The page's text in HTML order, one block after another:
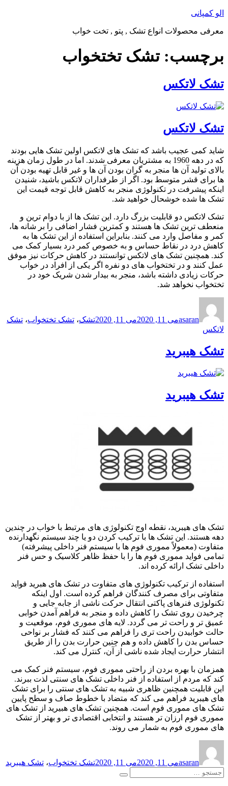
پرش
محتوا
الو کمپانی
معرفی محصولات انواع تشک , پتو , تخت خواب
برچسب:تشک تختخواب
تشک لاتکس
تشک لاتکس
شاید کمی عجیب باشد که تشک های لاتکس اولین تشک هایی بودند
که در دهه 1960 به مشتریان معرفی شدند. اما در طول زمان هزینه
بالای تولید آن ها منجر به گران بودن آن ها و غیر قابل تهیه بودن آن
ها برای قشر متوسط بود. اگر از طرفداران لاتکس باشید، شنیدن
اینکه پیشرفت در تکنولوژی منجر به کاهش قابل توجه قیمت این
تشک ها شده خوشحال خواهید شد.
تشک لاتکس دو قابلیت بزرگ دارد. این تشک ها از با دوام ترین و
منعطف ترین تشک ها هستند و کمترین فشار اضافی را بر شانه ها،
کمر و مفاصل وارد می کنند. بنابراین استفاده از این تشک ها به
کاهش درد در نقاط حساس و به خصوص کمر درد بسیار کمک می
کند. همچنین تشک های لاتکس توانستند در کاهش حرکات نیز موفق
عمل کنند و در تختخواب های دو نفره اگر یکی از افراد در خواب
حرکات زیادی داشته باشد، منجر به بیدار شدن شریک خود در
تختخواب نخواهد شد.
asaranدر
می 11, 2020 می 11, 2020 تشک، تشک تختخواب، تشک
لاتکس
تشک هیبرید
تشک هیبرید
تشک های هیبرید، نقطه اوج تکنولوژی های مرتبط با خواب در چندین
دهه هستند. این تشک ها با ترکیب کردن دو یا چند سیستم نگهدارنده
متفاوت (معمولاً مموری فوم ها با سیستم فنر داخلی پیشرفته)
تمامی فواید مموری فوم ها را با حفظ ظاهر کلاسیک و حس فنر
داخلی تشک ارائه کرده اند.
استفاده از ترکیب تکنولوژی های متفاوت در تشک های هبرید فواید
متفاوتی برای مصرف کنندگان فراهم کرده است. اول اینکه
تکنولوژی فنرهای پاکتی انتقال حرکت ناشی از جابه جایی و
چرخیدن روی تشک را کاهش داده و منجر به فراهم آمدن خوابی
عمیق تر و راحت تر می گردد. لایه های مموری فوم، موقعیت و
حالت خوابیدن راحت تری را فراهم می کنند که فشار بر نواحی
حساس بدن را کاهش داده و هم چنین حرارت بدن را از طریق
انتشار حرارت ایجاد شده ناشی از آن، کنترل می کند.
همزمان با بهره بردن از راحتی مموری فوم، سیستم فنر کمک می
کند که مردم از استفاده از فنر داخلی تشک های سنتی لذت ببرند.
این قابلیت همچنین ظاهری شبیه به تشک های سنتی را برای تشک
های هیبرید فراهم می کند که متضاد با خطوط صاف و سطح پایین
تشک های مموری فوم است. همچنین تشک های هبیرید از تشک های
مموری فوم ارزان تر هستند و انتخابی اقتصادی تر و بهتر از تشک
های مموری فوم به شمار می روند.
asaranدر
می 11, 2020 می 11, 2020 تشک تختخواب، تشک هیبرید
جستجو
جستجو